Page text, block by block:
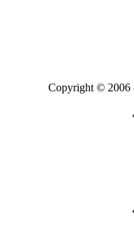
Copyright © 2006